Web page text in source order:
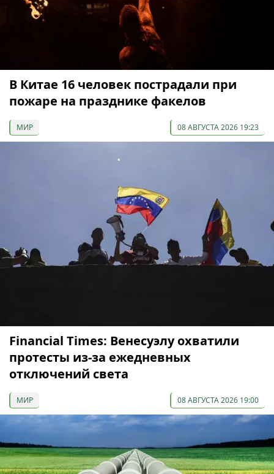
В Китае 16 человек пострадали при
пожаре на празднике факелов
МИР 08 АВГУСТА 2026 19:23
Financial Times: Венесуэлу охватили
протесты из-за ежедневных
отключений света
МИР 08 АВГУСТА 2026 19:00